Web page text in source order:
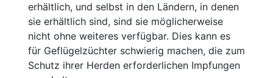
erhältlich, und selbst in den Ländern, in denen
sie erhältlich sind, sind sie möglicherweise
nicht ohne weiteres verfügbar. Dies kann es
für Geflügelzüchter schwierig machen, die zum
Schutz ihrer Herden erforderlichen Impfungen